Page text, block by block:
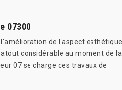
07300
de l'aspect esthétique
considérable au moment de la
07 se charge des travaux de